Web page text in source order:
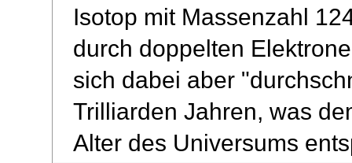
Isotop mit Massenzahl
durch doppelten
sich dabei aber
Trilliarden Jahren, was
Alter des Universums